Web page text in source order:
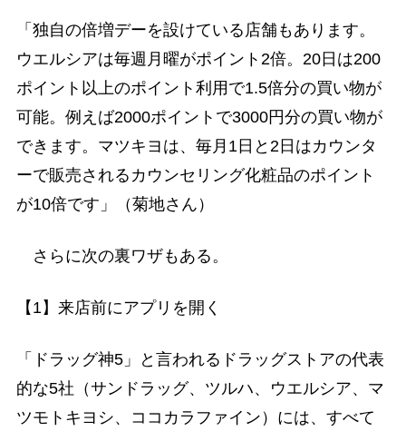
「独自の倍増デーを設けている店舗もあります。
ウエルシアは毎週月曜がポイント2倍。20日は200
ポイント以上のポイント利用で1.5倍分の買い物が
可能。例えば2000ポイントで3000円分の買い物が
できます。マツキヨは、毎月1日と2日はカウンタ
ーで販売されるカウンセリング化粧品のポイント
が10倍です」（菊地さん）
さらに次の裏ワザもある。
【1】来店前にアプリを開く
「ドラッグ神5」と言われるドラッグストアの代表
的な5社（サンドラッグ、ツルハ、ウエルシア、マ
ツモトキヨシ、ココカラファイン）には、すべて